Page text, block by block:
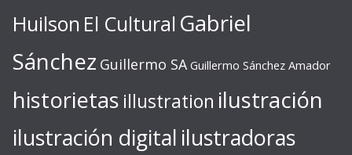
Huilson El Cultural Gabriel
Sánchez Guillermo SA Guillermo Sánchez Amador
historietas illustration ilustración
ilustración digital ilustradoras